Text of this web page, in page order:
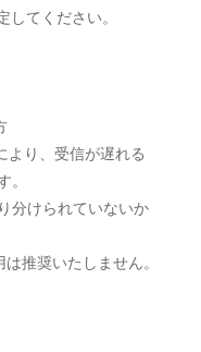
してください。
より、受信が遅れる
。
分けられていないか
推奨いたしません。